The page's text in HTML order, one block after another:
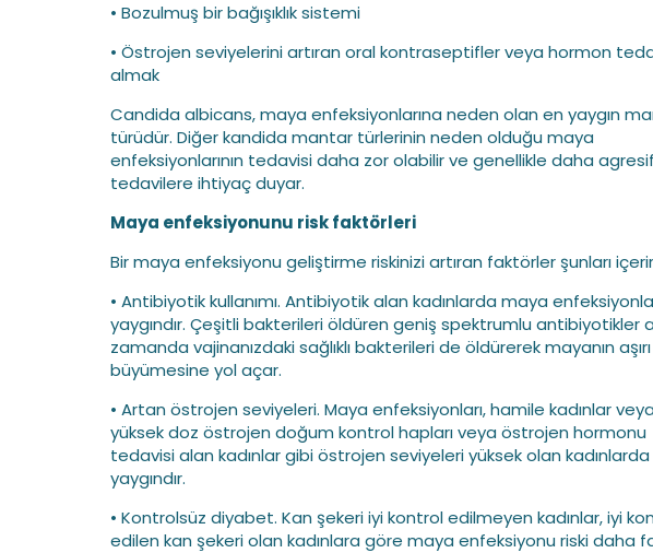
• Bozulmuş bir bağışıklık sistemi
• Östrojen seviyelerini artıran oral kontraseptifler veya hormon
almak
Candida albicans, maya enfeksiyonlarına neden olan en yaygın
türüdür. Diğer kandida mantar türlerinin neden olduğu maya
enfeksiyonlarının tedavisi daha zor olabilir ve genellikle daha
tedavilere ihtiyaç duyar.
Maya enfeksiyonunu risk faktörleri
Bir maya enfeksiyonu geliştirme riskinizi artıran faktörler şunları
• Antibiyotik kullanımı. Antibiyotik alan kadınlarda maya
yaygındır. Çeşitli bakterileri öldüren geniş spektrumlu antibiyotikler
zamanda vajinanızdaki sağlıklı bakterileri de öldürerek mayanın aşırı
büyümesine yol açar.
• Artan östrojen seviyeleri. Maya enfeksiyonları, hamile kadınlar
yüksek doz östrojen doğum kontrol hapları veya östrojen hormonu
tedavisi alan kadınlar gibi östrojen seviyeleri yüksek olan
yaygındır.
• Kontrolsüz diyabet. Kan şekeri iyi kontrol edilmeyen kadınlar, iyi
edilen kan şekeri olan kadınlara göre maya enfeksiyonu riski daha